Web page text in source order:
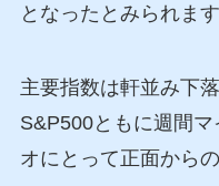
となったとみられます
主要指数は軒並み下
S&P500ともに週間
オにとって正面から